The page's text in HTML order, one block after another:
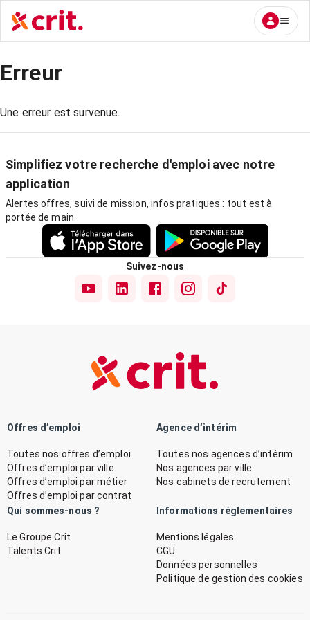
Erreur
Une erreur est survenue.
Simplifiez votre recherche d'emploi avec notre
application
Alertes offres, suivi de mission, infos pratiques : tout est à
portée de main.
Suivez-nous
Offres d’emploi
Toutes nos offres d’emploi
Offres d’emploi par ville
Offres d’emploi par métier
Offres d’emploi par contrat
Agence d’intérim
Toutes nos agences d’intérim
Nos agences par ville
Nos cabinets de recrutement
Qui sommes-nous ?
Le Groupe Crit
Talents Crit
Informations réglementaires
Mentions légales
CGU
Données personnelles
Politique de gestion des cookies